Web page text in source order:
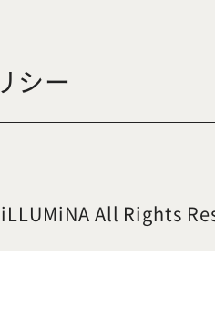
シー
All Rights